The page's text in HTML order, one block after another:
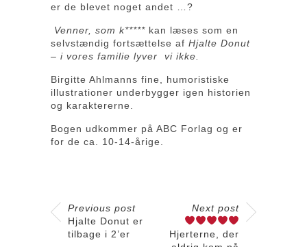
er de blevet noget andet …?
Venner, som k***** kan læses som en
selvstændig fortsættelse af Hjalte Donut
– i vores familie lyver
vi ikke.
Birgitte Ahlmanns fine, humoristiske
illustrationer underbygger igen historien
og karaktererne.
Bogen udkommer på ABC Forlag og er
for de ca. 10-14-årige.
Previous post
Hjalte Donut er
tilbage i 2’er
Next post
Hjerterne, der